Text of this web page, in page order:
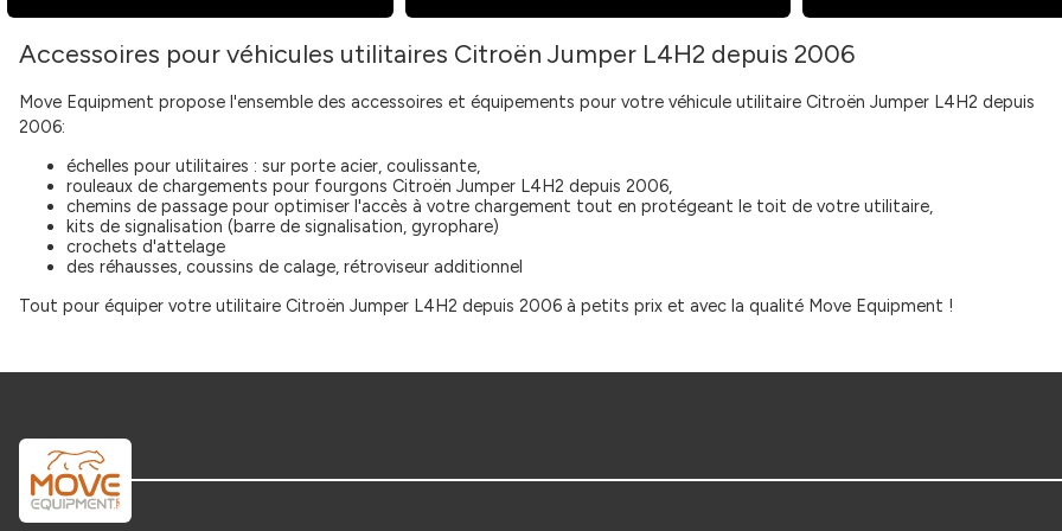
Accessoires pour véhicules utilitaires Citroën Jumper L4H2 depuis 2006
Move Equipment propose l'ensemble des accessoires et équipements pour votre véhicule utilitaire Citroën Jumper L4H2 depuis
2006:
échelles pour utilitaires : sur porte acier, coulissante,
rouleaux de chargements pour fourgons Citroën Jumper L4H2 depuis 2006,
chemins de passage pour optimiser l'accès à votre chargement tout en protégeant le toit de votre utilitaire,
kits de signalisation (barre de signalisation, gyrophare)
crochets d'attelage
des réhausses, coussins de calage, rétroviseur additionnel
Tout pour équiper votre utilitaire Citroën Jumper L4H2 depuis 2006 à petits prix et avec la qualité Move Equipment !